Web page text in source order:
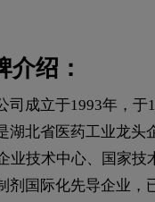
介绍：
司成立于1993年，于
湖北省医药工业龙头
业技术中心、国家技
剂国际化先导企业，